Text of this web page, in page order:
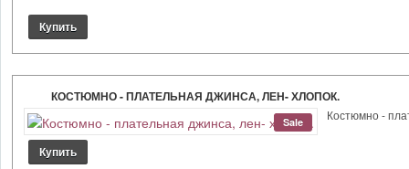
КОСТЮМНО - ПЛАТЕЛЬНАЯ ДЖИНСА, ЛЕН- ХЛОПОК.
Sale Костюмно -